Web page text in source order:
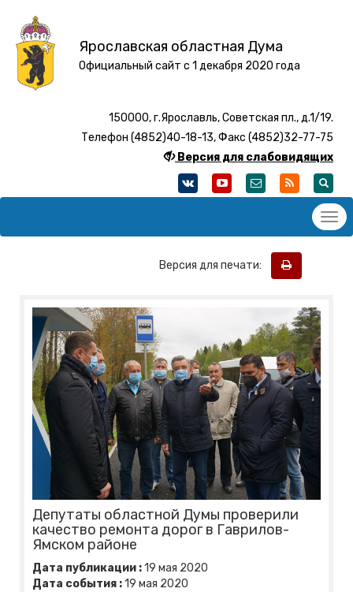
Ярославская областная Дума
Официальный сайт с 1 декабря 2020 года
150000, г.Ярославль, Советская пл., д.1/19.
Телефон (4852)40-18-13, Факс (4852)32-77-75
Версия для слабовидящих
Версия для печати:
Депутаты областной Думы проверили
качество ремонта дорог в Гаврилов-
Ямском районе
Дата публикации :19 мая 2020
Дата события :19 мая 2020